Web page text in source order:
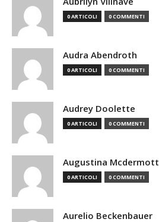
0 ARTICOLI 0 COMMENTI
Audra Abendroth
0 ARTICOLI 0 COMMENTI
Audrey Doolette
0 ARTICOLI 0 COMMENTI
Augustina Mcdermott
0 ARTICOLI 0 COMMENTI
Aurelio Beckenbauer